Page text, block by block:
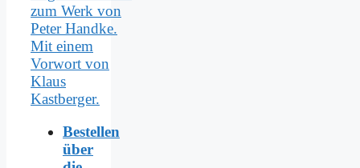
Bestellen
über